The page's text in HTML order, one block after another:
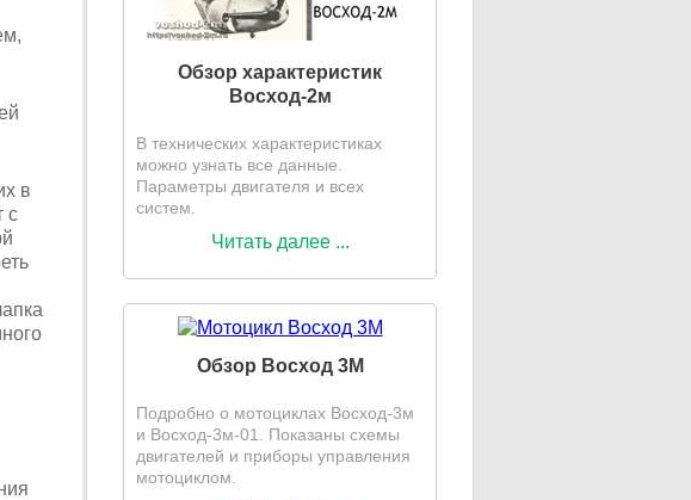
в
с
Обзор характеристик
Восход-2м
В технических характеристиках
можно узнать все данные.
Параметры двигателя и всех
систем.
Читать далее ...
Обзор Восход 3М
Подробно о мотоциклах Восход-3м
и Восход-3м-01. Показаны схемы
двигателей и приборы управления
мотоциклом.